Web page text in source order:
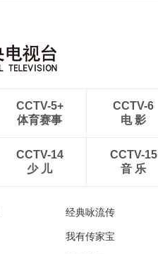
CCTV-5+
体育赛事
CCTV-6
电 影
CCTV-14
少 儿
CCTV-15
音 乐
经典咏流传
我有传家宝